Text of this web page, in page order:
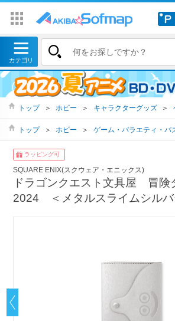
トップ ＞ ホビー ＞ キャラクターグッズ ＞
トップ ＞ ホビー ＞ ゲーム・バラエティ・パ
ラッピング可
SQUARE ENIX(スクウェア・エニックス)
ドラゴンクエスト文具屋 冒険
2024 ＜メタルスライムシルバ